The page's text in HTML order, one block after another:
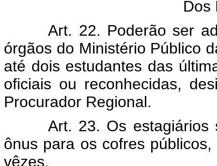
Dos
Art. 22. Poderão ser
órgãos do Ministério Público
até dois estudantes das
oficiais ou reconhecidas,
Procurador Regional.
Art. 23. Os estagiários
ônus para os cofres
vêzes.